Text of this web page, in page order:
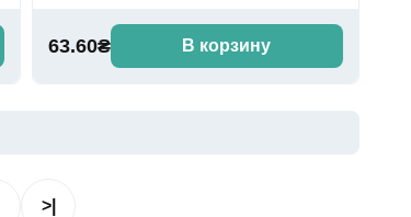
63.60₴ В корзину
>|